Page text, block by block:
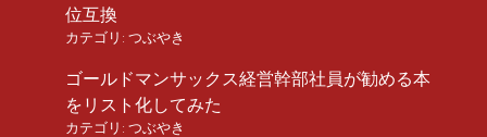
位互換
カテゴリ: つぶやき
ゴールドマンサックス経営幹部社員が勧める本
をリスト化してみた
カテゴリ: つぶやき